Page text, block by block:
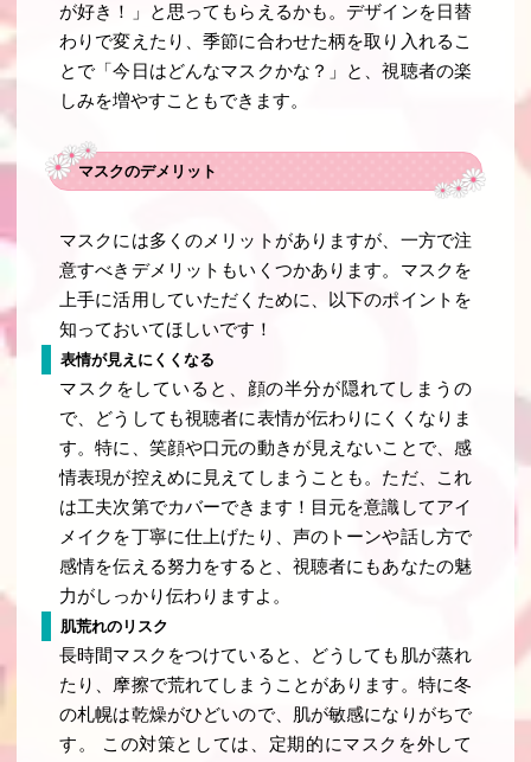
が好き！」と思ってもらえるかも。デザインを日替
わりで変えたり、季節に合わせた柄を取り入れるこ
とで「今日はどんなマスクかな？」と、視聴者の楽
しみを増やすこともできます。
マスクのデメリット
マスクには多くのメリットがありますが、一方で注
意すべきデメリットもいくつかあります。マスクを
上手に活用していただくために、以下のポイントを
知っておいてほしいです！
表情が見えにくくなる
マスクをしていると、顔の半分が隠れてしまうの
で、どうしても視聴者に表情が伝わりにくくなりま
す。特に、笑顔や口元の動きが見えないことで、感
情表現が控えめに見えてしまうことも。ただ、これ
は工夫次第でカバーできます！目元を意識してアイ
メイクを丁寧に仕上げたり、声のトーンや話し方で
感情を伝える努力をすると、視聴者にもあなたの魅
力がしっかり伝わりますよ。
肌荒れのリスク
長時間マスクをつけていると、どうしても肌が蒸れ
たり、摩擦で荒れてしまうことがあります。特に冬
の札幌は乾燥がひどいので、肌が敏感になりがちで
す。 この対策としては、定期的にマスクを外して